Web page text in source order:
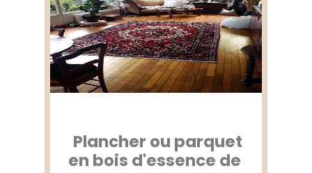
Plancher ou parquet
en bois d'essence de